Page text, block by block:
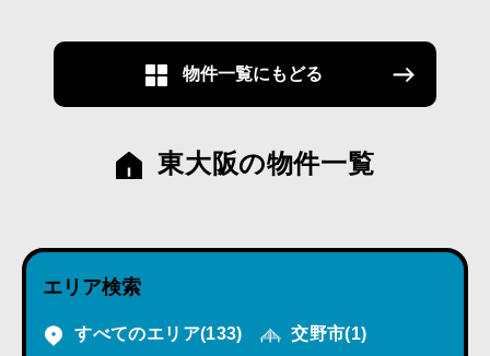
物件一覧にもどる
東大阪の物件一覧
エリア検索
すべてのエリア(133) 交野市(1)